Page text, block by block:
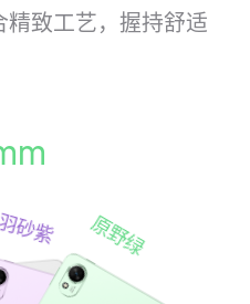
致工艺，握持舒适
原野绿
砂紫